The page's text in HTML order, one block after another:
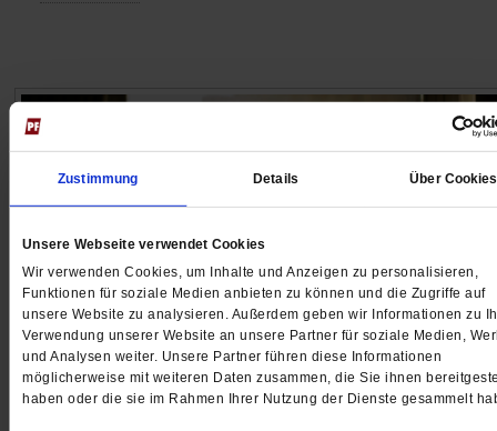
Zustimmung Details Über Cookies
Unsere Webseite verwendet Cookies
Wir verwenden Cookies, um Inhalte und Anzeigen zu personalisieren,
Funktionen für soziale Medien anbieten zu können und die Zugriffe auf
unsere Website zu analysieren. Außerdem geben wir Informationen zu
Verwendung unserer Website an unsere Partner für soziale Medien,
und Analysen weiter. Unsere Partner führen diese Informationen
möglicherweise mit weiteren Daten zusammen, die Sie ihnen
haben oder die sie im Rahmen Ihrer Nutzung der Dienste gesammelt
Männergewalt